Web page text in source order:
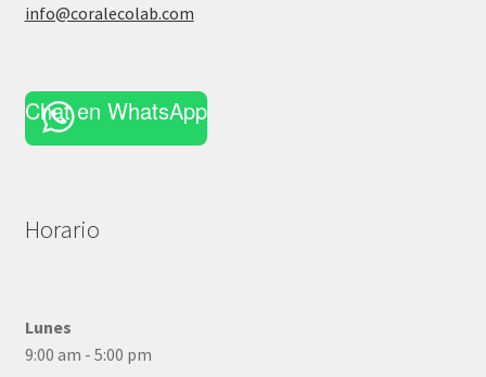
info@coralecolab.com
Chat en WhatsApp
Horario
Lunes
9:00 am - 5:00 pm